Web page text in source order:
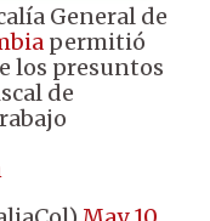
General de
permitió
los presuntos
de